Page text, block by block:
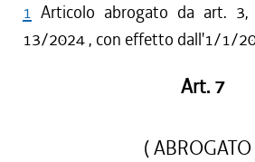
1 Articolo abrogato da art. 3,
13/2024 , con effetto dall'1/1/
Art. 7
( ABROGATO